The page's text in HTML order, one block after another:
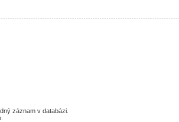
záznam v databázi.